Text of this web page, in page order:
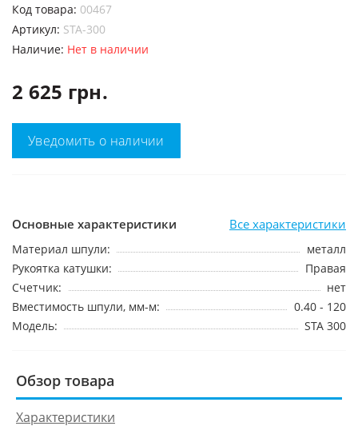
код товара: 00467
Артикул: STA-300
Наличие: Нет в наличии
2 625 грн.
Уведомить о наличии
Основные характеристики Все характеристики
Материал шпули:
металл
Рукоятка катушки:
Правая
Счетчик:
нет
Вместимость шпули, мм-м:
0.40 - 120
Модель:
STA 300
Обзор товара
Характеристики